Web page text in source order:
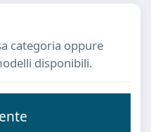
categoria oppure
disponibili.